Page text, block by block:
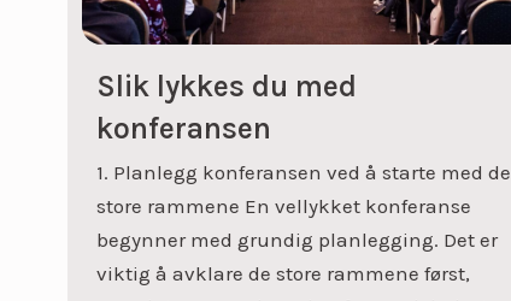
Slik lykkes du med
konferansen
1. Planlegg konferansen ved å starte med de
store rammene En vellykket konferanse
begynner med grundig planlegging. Det er
viktig å avklare de store rammene først,